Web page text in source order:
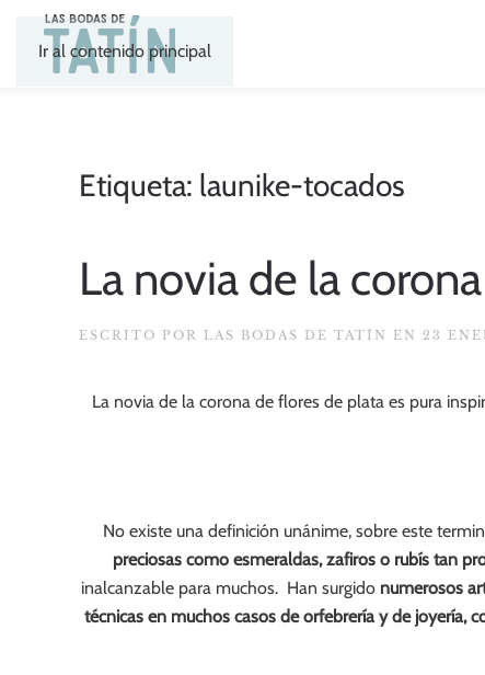
Ir al contenido principal
Etiqueta: launike-tocados
La novia de la
ESCRITO POR LAS BODAS DE TATÍN EN 23
La novia de la corona de flores de plata es pura
No existe una definición unánime, sobre este
preciosas como esmeraldas, zafiros o rubís tan
inalcanzable para muchos. Han surgido numerosos
técnicas en muchos casos de orfebrería y de joyería,